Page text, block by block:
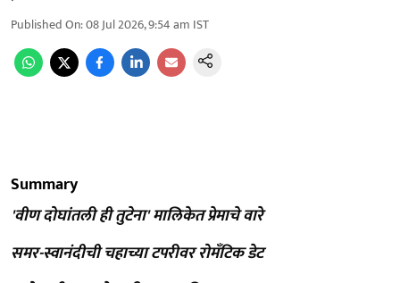
Published On:08 Jul 2026, 9:54 am IST
Summary
'वीण दोघांतली ही तुटेना' मालिकेत प्रेमाचे वारे
समर-स्वानंदीची चहाच्या टपरीवर रोमँटिक डेट